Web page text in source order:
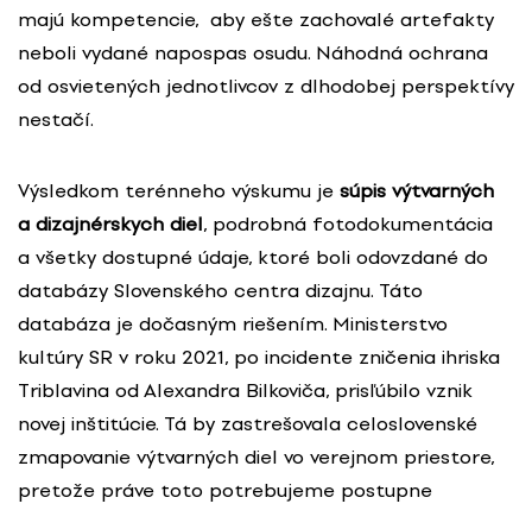
majú kompetencie, aby ešte zachovalé artefakty
neboli vydané napospas osudu. Náhodná ochrana
od osvietených jednotlivcov z dlhodobej perspektívy
nestačí.
Výsledkom terénneho výskumu je súpis výtvarných
a dizajnérskych diel, podrobná fotodokumentácia
a všetky dostupné údaje, ktoré boli odovzdané do
databázy Slovenského centra dizajnu. Táto
databáza je dočasným riešením. Ministerstvo
kultúry SR v roku 2021, po incidente zničenia ihriska
Triblavina od Alexandra Bilkoviča, prisľúbilo vznik
novej inštitúcie. Tá by zastrešovala celoslovenské
zmapovanie výtvarných diel vo verejnom priestore,
pretože práve toto potrebujeme postupne